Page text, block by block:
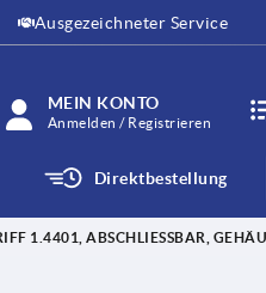
Ausgezeichneter Service
MEIN KONTO
Anmelden / Registrieren
Direktbestellung
1.4401, ABSCHLIESSBAR,